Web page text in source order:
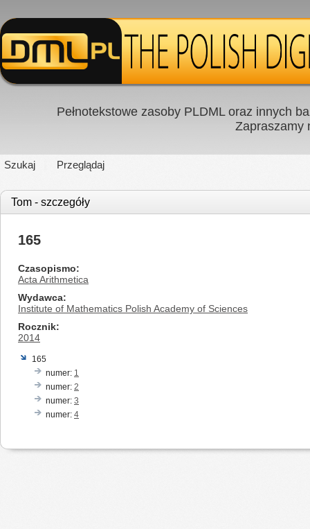
Pełnotekstowe zasoby PLDML oraz innych
Zapraszamy
Szukaj Przeglądaj
Tom - szczegóły
165
Czasopismo
Acta Arithmetica
Wydawca
Institute of Mathematics Polish Academy of Sciences
Rocznik
2014
165
numer: 1
numer: 2
numer: 3
numer: 4